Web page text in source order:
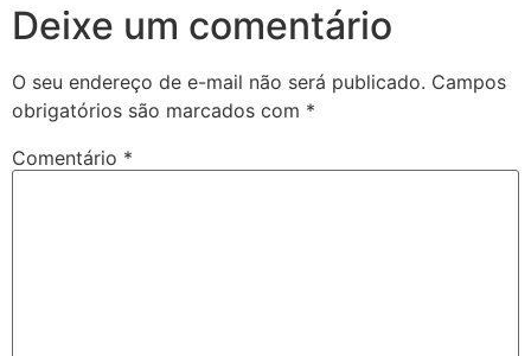
Deixe um comentário
O seu endereço de e-mail não será publicado. Campos
obrigatórios são marcados com *
Comentário *